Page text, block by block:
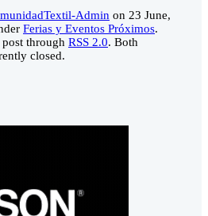
Admin on 23 June,
Ferias y Eventos Próximos.
through RSS 2.0. Both
closed.